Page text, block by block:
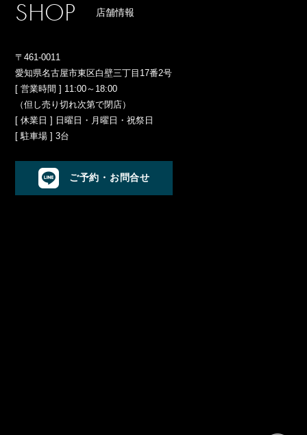
SHOP 店舗情報
〒461-0011
愛知県名古屋市東区白壁三丁目17番2号
[ 営業時間 ] 11:00～18:00
（但し売り切れ次第で閉店）
[ 休業日 ] 日曜日・月曜日・祝祭日
[ 駐車場 ] 3台
ご予約・お問合せ